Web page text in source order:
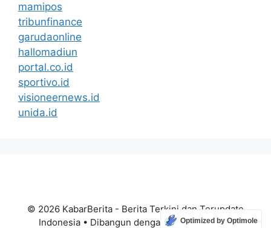
mamipos
tribunfinance
garudaonline
hallomadiun
portal.co.id
sportivo.id
visioneernews.id
unida.id
© 2026 KabarBerita - Berita Terkini dan Terupdate
Indonesia• Dibangun denganGeneratePress
Optimized by Optimole